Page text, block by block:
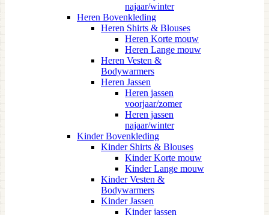
najaar/winter
Heren Bovenkleding
Heren Shirts & Blouses
Heren Korte mouw
Heren Lange mouw
Heren Vesten &
Bodywarmers
Heren Jassen
Heren jassen
voorjaar/zomer
Heren jassen
najaar/winter
Kinder Bovenkleding
Kinder Shirts & Blouses
Kinder Korte mouw
Kinder Lange mouw
Kinder Vesten &
Bodywarmers
Kinder Jassen
Kinder jassen